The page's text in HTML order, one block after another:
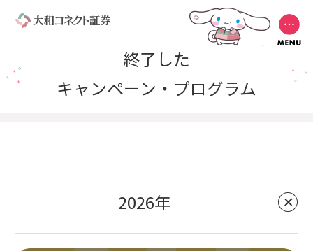
終了した
キャンペーン・プログラム
2026年